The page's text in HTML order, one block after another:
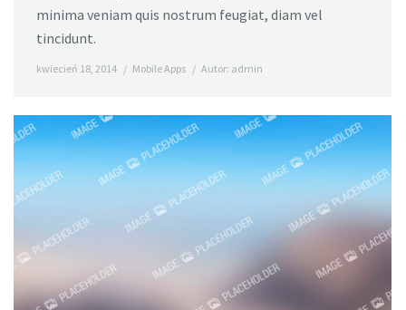
minima veniam quis nostrum feugiat, diam vel
tincidunt.
kwiecień 18, 2014 Mobile Apps Autor: admin